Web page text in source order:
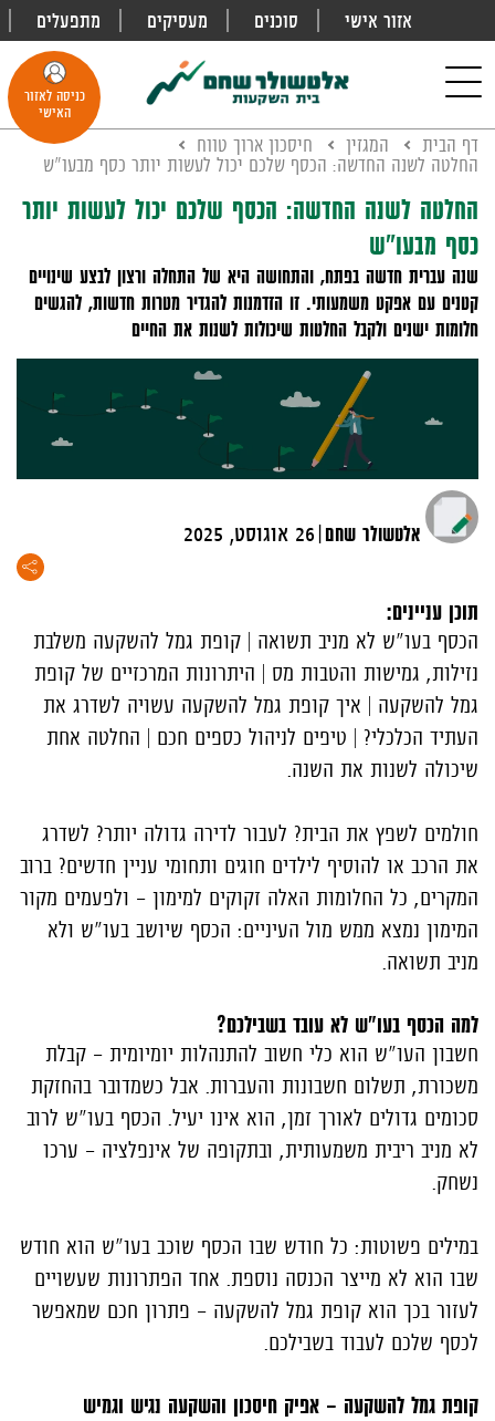
אזור אישי סוכנים מעסיקים מתפעלים
navigation
כניסה לאזור
האישי
דף הבית המגזין
חיסכון ארוך טווח
החלטה לשנה החדשה: הכסף שלכם יכול לעשות יותר כסף מבעו"ש
החלטה לשנה החדשה: הכסף שלכם יכול לעשות יותר
כסף מבעו"ש
שנה עברית חדשה בפתח, והתחושה היא של התחלה ורצון לבצע שינויים
קטנים עם אפקט משמעותי. זו הזדמנות להגדיר מטרות חדשות, להגשים
חלומות ישנים ולקבל החלטות שיכולות לשנות את החיים
אלטשולר שחם|26 אוגוסט, 2025
תוכן עניינים:
הכסף בעו"ש לא מניב תשואה | קופת גמל להשקעה משלבת
נזילות, גמישות והטבות מס | היתרונות המרכזיים של קופת
גמל להשקעה | איך קופת גמל להשקעה עשויה לשדרג את
העתיד הכלכלי? | טיפים לניהול כספים חכם | החלטה אחת
שיכולה לשנות את השנה.
חולמים לשפץ את הבית? לעבור לדירה גדולה יותר? לשדרג
את הרכב או להוסיף לילדים חוגים ותחומי עניין חדשים? ברוב
המקרים, כל החלומות האלה זקוקים למימון - ולפעמים מקור
המימון נמצא ממש מול העיניים: הכסף שיושב בעו"ש ולא
מניב תשואה.
למה הכסף בעו"ש לא עובד בשבילכם?
חשבון העו"ש הוא כלי חשוב להתנהלות יומיומית - קבלת
משכורת, תשלום חשבונות והעברות. אבל כשמדובר בהחזקת
סכומים גדולים לאורך זמן, הוא אינו יעיל. הכסף בעו"ש לרוב
לא מניב ריבית משמעותית, ובתקופה של אינפלציה - ערכו
נשחק.
במילים פשוטות: כל חודש שבו הכסף שוכב בעו"ש הוא חודש
שבו הוא לא מייצר הכנסה נוספת. אחד הפתרונות שעשויים
לעזור בכך הוא קופת גמל להשקעה - פתרון חכם שמאפשר
לכסף שלכם לעבוד בשבילכם.
קופת גמל להשקעה - אפיק חיסכון והשקעה נגיש וגמיש